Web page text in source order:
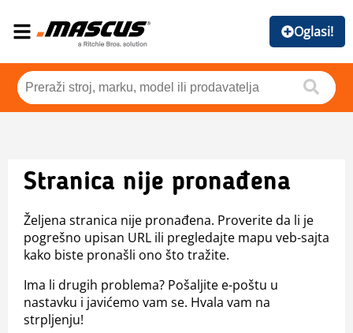
Oglasi!
Stranica nije pronađena
Željena stranica nije pronađena. Proverite da li je
pogrešno upisan URL ili pregledajte mapu veb-sajta
kako biste pronašli ono što tražite.
Ima li drugih problema? Pošaljite e-poštu u
nastavku i javićemo vam se. Hvala vam na
strpljenju!